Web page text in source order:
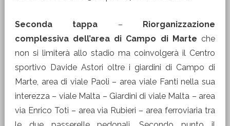
Seconda tappa – Riorganizzazione
complessiva dell’area di Campo di Marteche
non si limiterà allo stadio ma coinvolgerà il Centro
sportivo Davide Astori oltre i giardini di Campo di
Marte, area di viale Paoli – area viale Fanti nella sua
interezza – viale Malta – Giardini di viale Malta – area
via Enrico Toti – area via Rubieri – area ferroviaria tra